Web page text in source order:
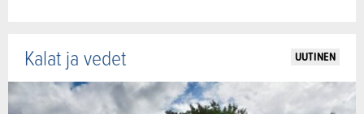
Kalat ja vedet UUTINEN